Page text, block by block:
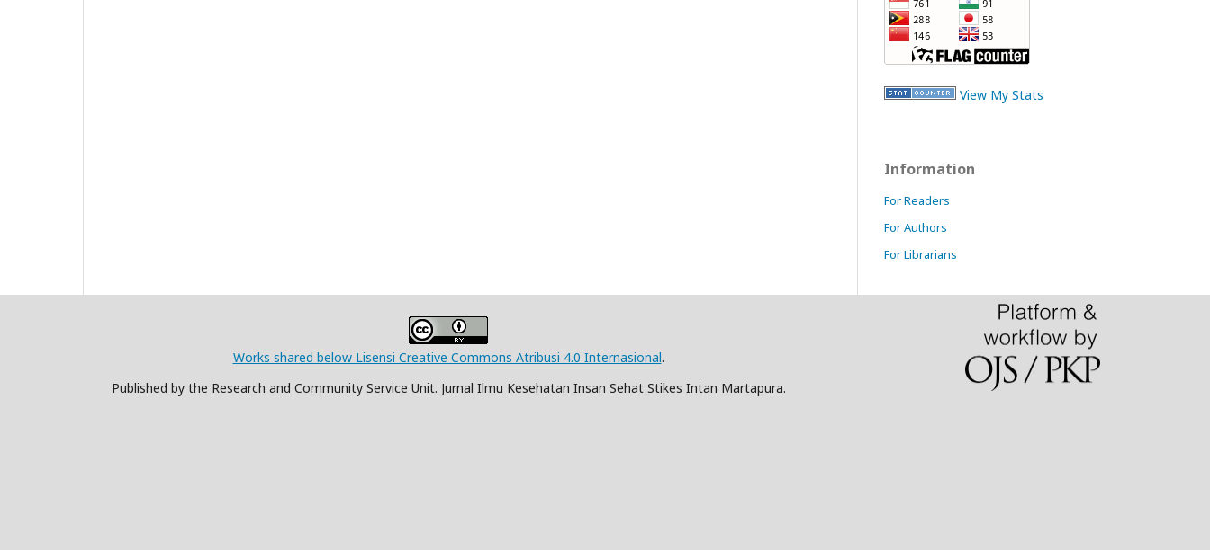
View My Stats
Information
For Readers
For Authors
For Librarians
Works shared below Lisensi Creative Commons Atribusi 4.0 Internasional.
Published by the Research and Community Service Unit. Jurnal Ilmu Kesehatan Insan Sehat Stikes Intan Martapura.